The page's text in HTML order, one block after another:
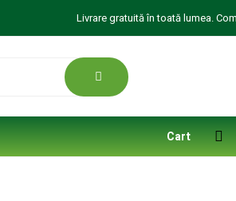
Livrare gratuită în toată lumea.
Cart